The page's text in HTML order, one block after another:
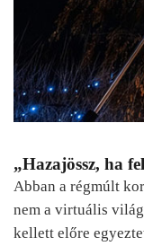
„Hazajössz, ha
Abban a régmúlt
nem a virtuális
kellett előre